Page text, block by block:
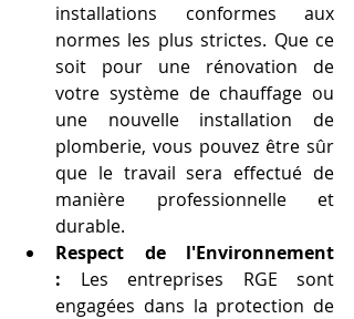
installations conformes aux
normes les plus strictes. Que ce
soit pour une rénovation de
votre système de chauffage ou
une nouvelle installation de
plomberie, vous pouvez être sûr
que le travail sera effectué de
manière professionnelle et
durable.
Respect de l'Environnement
: Les entreprises RGE sont
engagées dans la protection de